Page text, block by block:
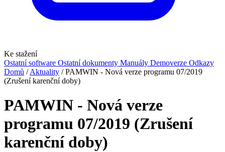
Ke stažení
Ostatní software Ostatní dokumenty Manuály Demoverze Odkazy
Domů / Aktuality / PAMWIN - Nová verze programu 07/2019
(Zrušení karenční doby)
PAMWIN - Nová verze
programu 07/2019 (Zrušení
karenční doby)